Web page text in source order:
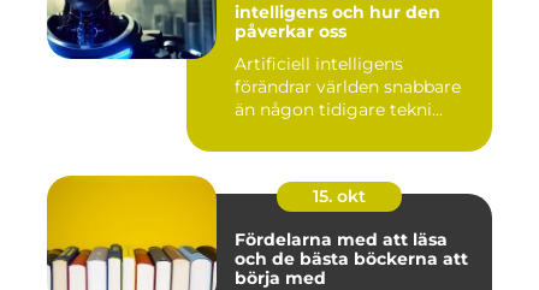
intelligens och hur den
påverkar oss
Artificiell intelligens
förändrar världen snabbare
än någon tidigare tekni...
15. okt
Fördelarna med att läsa
och de bästa böckerna att
börja med